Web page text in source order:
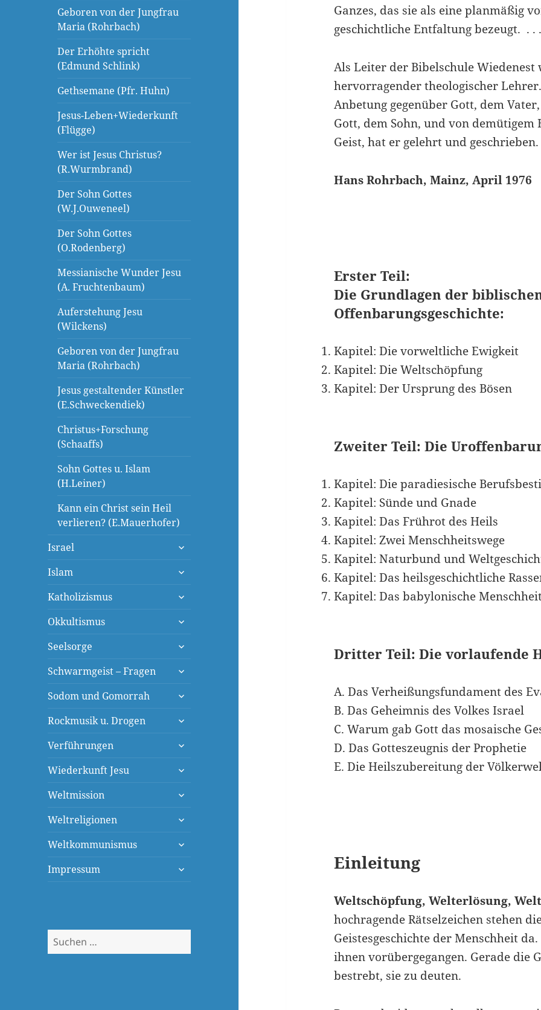
Geboren von der Jungfrau
Maria (Rohrbach)
Der Erhöhte spricht
(Edmund Schlink)
Gethsemane (Pfr. Huhn)
Jesus-Leben+Wiederkunft
(Flügge)
Wer ist Jesus Christus?
(R.Wurmbrand)
Der Sohn Gottes
(W.J.Ouweneel)
Der Sohn Gottes
(O.Rodenberg)
Messianische Wunder Jesu
(A. Fruchtenbaum)
Auferstehung Jesu
(Wilckens)
Geboren von der Jungfrau
Maria (Rohrbach)
Jesus gestaltender Künstler
(E.Schweckendiek)
Christus+Forschung
(Schaaffs)
Sohn Gottes u. Islam
(H.Leiner)
Kann ein Christ sein Heil
verlieren? (E.Mauerhofer)
Israel
untermenü
Islam
untermenü
Katholizismus
untermenü
Okkultismus
untermenü
Seelsorge
untermenü
Schwarmgeist – Fragen
untermenü
Sodom und Gomorrah
untermenü
Rockmusik u. Drogen
untermenü
Verführungen
untermenü
Wiederkunft Jesu
untermenü
Weltmission
untermenü
Weltreligionen
untermenü
Weltkommunismus
untermenü
Impressum
untermenü
Suchen
nach:
Ganzes, das sie als eine planmäßig
geschichtliche Entfaltung bezeugt. . .
Als Leiter der Bibelschule Wiedenest
hervorragender theologischer
Anbetung gegenüber Gott, dem
Gott, dem Sohn, und von
Geist, hat er gelehrt und
Hans Rohrbach, Mainz, April 1976
Erster Teil:
Die Grundlagen der
Offenbarungsgeschichte:
Kapitel: Die vorweltliche Ewigkeit
Kapitel: Die Weltschöpfung
Kapitel: Der Ursprung des Bösen
Zweiter Teil: Die
Kapitel: Die paradiesische
Kapitel: Sünde und Gnade
Kapitel: Das Frührot des Heils
Kapitel: Zwei Menschheitswege
Kapitel: Naturbund und
Kapitel: Das heilsgeschichtliche
Kapitel: Das babylonische
Dritter Teil: Die vorlaufende
A. Das Verheißungsfundament des
B. Das Geheimnis des Volkes Israel
C. Warum gab Gott das mosaische
D. Das Gotteszeugnis der Prophetie
E. Die Heilszubereitung der
Einleitung
Weltschöpfung, Welterlösung,
hochragende Rätselzeichen stehen
Geistesgeschichte der Menschheit
ihnen vorübergegangen. Gerade die
bestrebt, sie zu deuten.